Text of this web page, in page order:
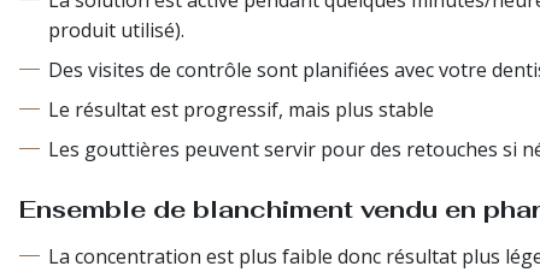
produit utilisé).
Des visites de contrôle sont planifiées avec votre
Le résultat est progressif, mais plus stable
Les gouttières peuvent servir pour des retouches si
Ensemble de blanchiment vendu en
La concentration est plus faible donc résultat plus